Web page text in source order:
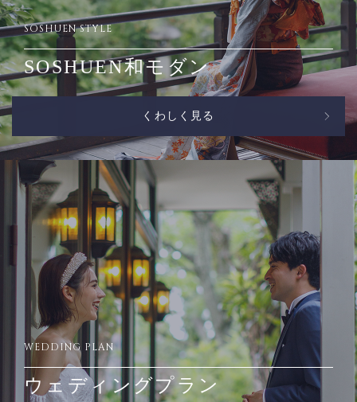
SOSHUEN STYLE
SOSHUEN和モダン
くわしく見る
WEDDING PLAN
ウェディングプラン